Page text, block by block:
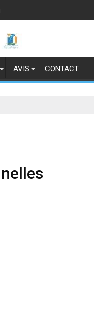
au Cycle d’excellence
AVIS CONTACT